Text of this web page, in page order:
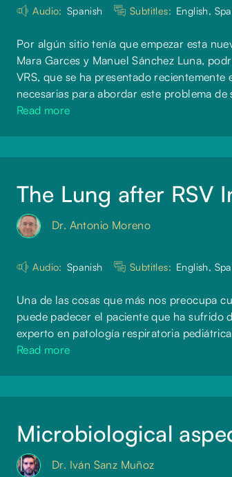
Audio: Spanish Subtitles: English,
Por algún sitio tenía que empezar esta
Mara Garces y Manuel Sánchez Luna,
VRS, que se ha presentado
necesarias para abordar este problema de
Read more
The Lung after RSV
Dr. Antonio Moreno
Audio: Spanish Subtitles: English,
Una de las cosas que más nos preocupa
puede padecer el paciente que ha
experto en patología respiratoria
Read more
Microbiological
Dr. Iván Sanz Muñoz